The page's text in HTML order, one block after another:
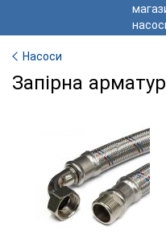
Насоси
Запірна